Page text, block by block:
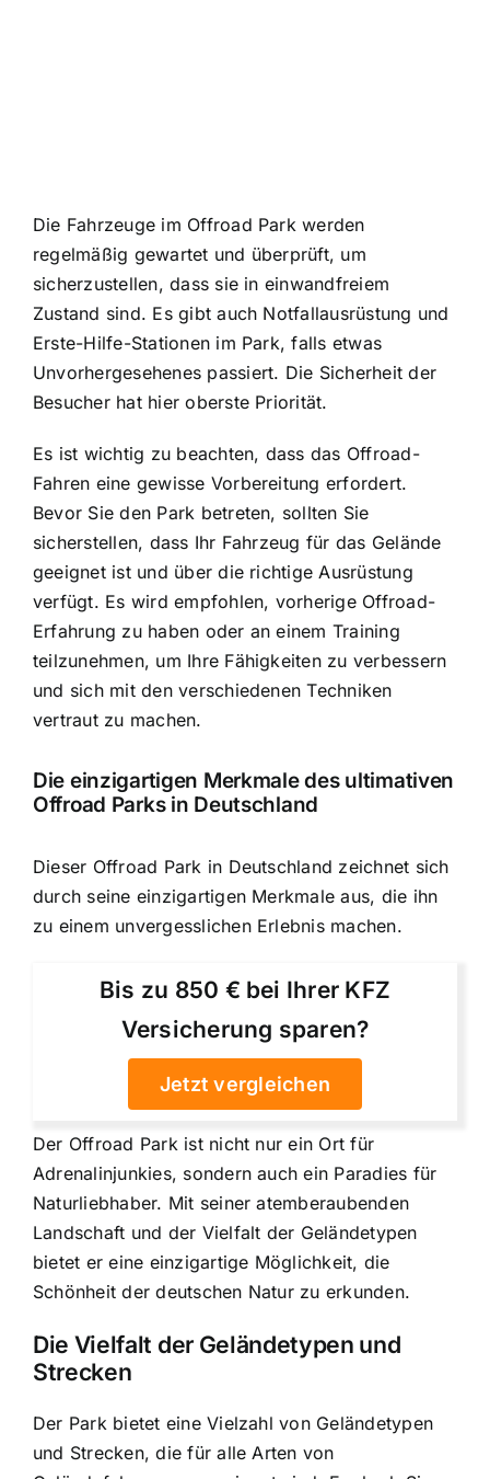
Die Fahrzeuge im Offroad Park werden
regelmäßig gewartet und überprüft, um
sicherzustellen, dass sie in einwandfreiem
Zustand sind. Es gibt auch Notfallausrüstung und
Erste-Hilfe-Stationen im Park, falls etwas
Unvorhergesehenes passiert. Die Sicherheit der
Besucherhat hier oberste Priorität.
Es ist wichtig zu beachten, dass das Offroad-
Fahren eine gewisse Vorbereitung erfordert.
Bevor Sie den Park betreten, sollten Sie
sicherstellen, dass Ihr Fahrzeug für das Gelände
geeignet ist und über die richtige Ausrüstung
verfügt. Es wird empfohlen, vorherige Offroad-
Erfahrung zu haben oder an einem Training
teilzunehmen, um Ihre Fähigkeiten zu verbessern
und sich mit den verschiedenen Techniken
vertraut zu machen.
Die einzigartigen Merkmale des ultimativen
Offroad Parks in Deutschland
Dieser Offroad Park in Deutschland zeichnet sich
durch seine einzigartigen Merkmale aus, die ihn
zu einem unvergesslichen Erlebnis machen.
Bis zu 850 € bei Ihrer KFZ
Versicherung sparen?
Jetzt vergleichen
Der Offroad Park ist nicht nur ein Ort für
Adrenalinjunkies, sondern auch ein Paradies für
Naturliebhaber. Mit seiner atemberaubenden
Landschaft und der Vielfalt der Geländetypen
bietet er eine einzigartige Möglichkeit, die
Schönheit der deutschen Natur zu erkunden.
Die Vielfalt der Geländetypen und
Strecken
Der Park bietet eine Vielzahl von Geländetypen
und Strecken, die für alle Arten von